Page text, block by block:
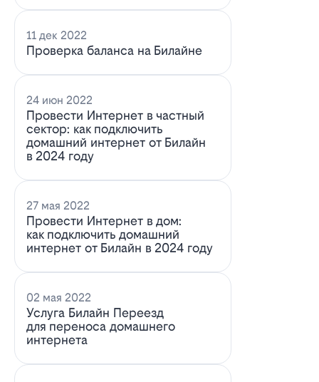
11 дек 2022
Проверка баланса на Билайне
24 июн 2022
Провести Интернет в частный
сектор: как подключить
домашний интернет от Билайн
в 2024 году
27 мая 2022
Провести Интернет в дом:
как подключить домашний
интернет от Билайн в 2024 году
02 мая 2022
Услуга Билайн Переезд
для переноса домашнего
интернета